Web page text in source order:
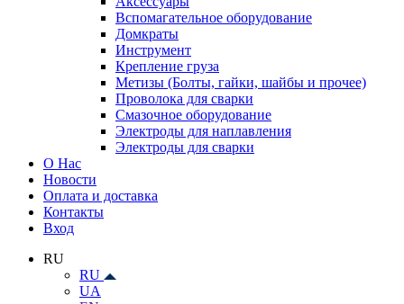
Вспомагательное оборудование
Домкраты
Инструмент
Крепление груза
Метизы (Болты, гайки, шайбы и прочее)
Проволока для сварки
Смазочное оборудование
Электроды для наплавления
Электроды для сварки
О Нас
Новости
Оплата и доставка
Контакты
Вход
RU
RU
UA